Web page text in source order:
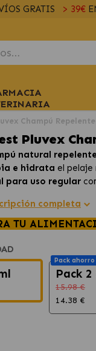
GRATIS > 39€
Champú
Pluvex
natural repelente
e hidrata el pelaje
para uso regular
completa
TU
Pack ahorro
Pack
15.98 €
14.38 €